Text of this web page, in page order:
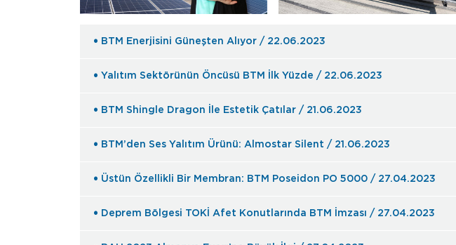
BTM Enerjisini Güneşten Alıyor / 22.06.2023
Yalıtım Sektörünün Öncüsü BTM İlk Yüzde / 22.06.2023
BTM Shingle Dragon İle Estetik Çatılar / 21.06.2023
BTM’den Ses Yalıtım Ürünü: Almostar Silent / 21.06.2023
Üstün Özellikli Bir Membran: BTM Poseidon PO 5000 / 27.04.2023
Deprem Bölgesi TOKİ Afet Konutlarında BTM İmzası / 27.04.2023